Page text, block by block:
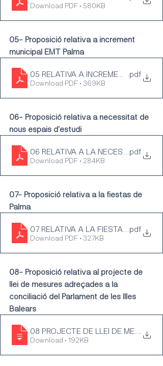
Download PDF • 580KB
05- Proposició relativa a increment
municipal EMT Palma
05 RELATIVA A INCREMENT .pdf
Download PDF • 369KB
06- Proposició relativa a necessitat de
nous espais d'estudi
06 RELATIVA A LA NECESSITAT DE
.pdf
Download PDF • 284KB
07- Proposició relativa a la fiestas de
Palma
07 RELATIVA A LA FIESTAS DE PALMA
.pdf
Download PDF • 327KB
08- Proposició relativa al projecte de
llei de mesures adreçades a la
conciliació del Parlament de les Illes
Balears
08 PROJECTE DE LLEI DE
Download • 192KB